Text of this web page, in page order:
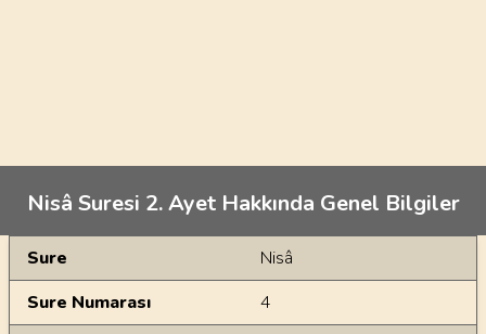
Nisâ Suresi 2. Ayet Hakkında Genel Bilgiler
Genel Bilgiler
Sure
Nisâ
Sure Numarası
4